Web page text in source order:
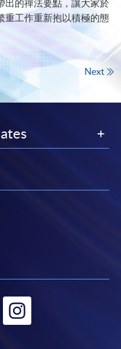
出的禪法要點，讓大家於
重工作重新抱以積極的態
Next
Go